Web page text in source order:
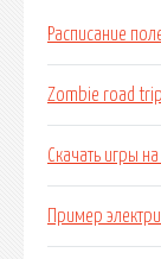
Расписание
Zombie road
Скачать игры
Пример